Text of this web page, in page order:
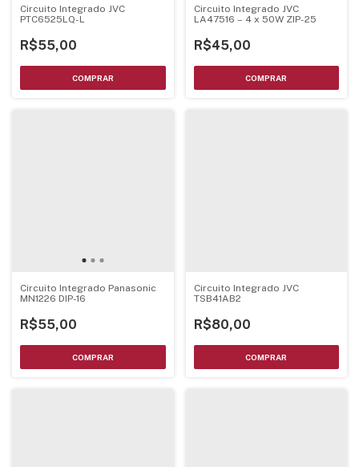
Circuito Integrado JVC
PTC6525LQ-L
R$55,00
Circuito Integrado JVC
LA47516 – 4 x 50W ZIP-25
R$45,00
Circuito Integrado Panasonic
MN1226 DIP-16
R$55,00
Circuito Integrado JVC
TSB41AB2
R$80,00